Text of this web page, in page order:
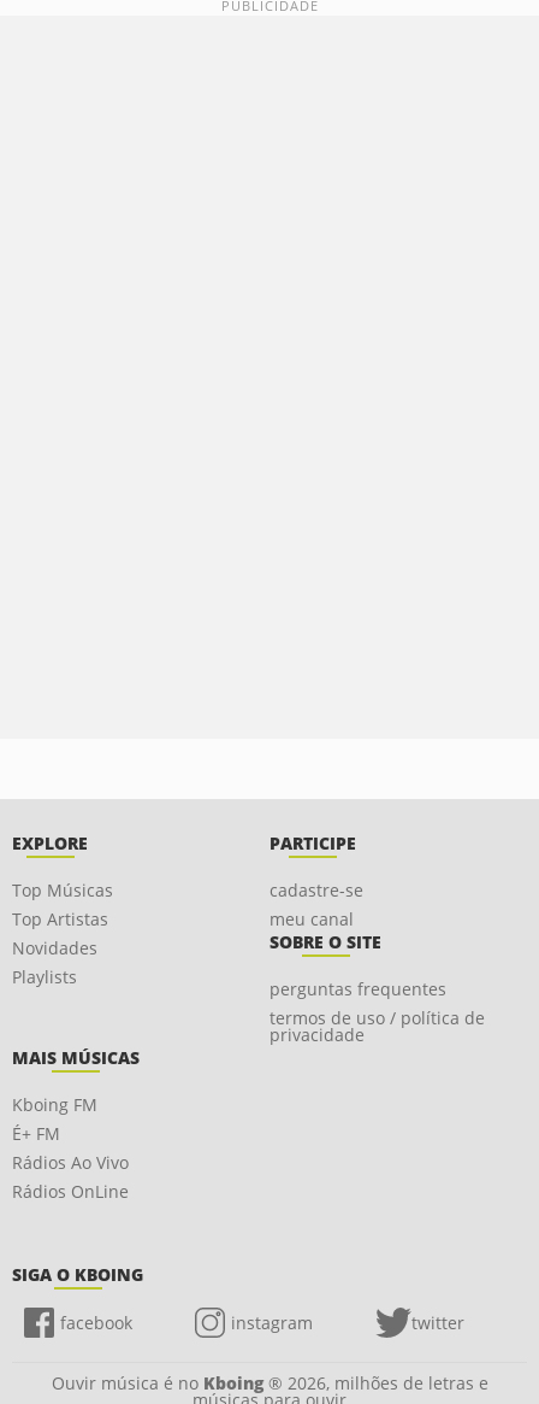
EXPLORE
Top Músicas
Top Artistas
Novidades
Playlists
PARTICIPE
cadastre-se
meu canal
SOBRE O SITE
perguntas frequentes
termos de uso / política de
privacidade
MAIS MÚSICAS
Kboing FM
É+ FM
Rádios Ao Vivo
Rádios OnLine
SIGA O KBOING
facebook instagram twitter
Ouvir música é no Kboing® 2026, milhões de letras e
músicas para ouvir